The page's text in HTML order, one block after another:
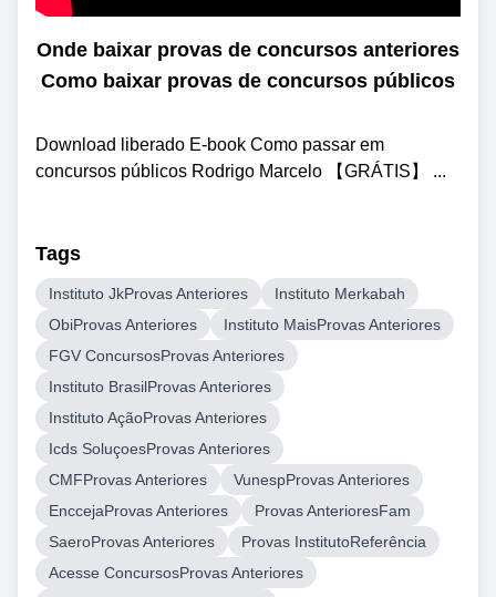
Onde baixar provas de concursos anteriores
Como baixar provas de concursos públicos
Download liberado E-book Como passar em
concursos públicos Rodrigo Marcelo 【GRÁTIS】 ...
Tags
Instituto JkProvas Anteriores
Instituto Merkabah
ObiProvas Anteriores
Instituto MaisProvas Anteriores
FGV ConcursosProvas Anteriores
Instituto BrasilProvas Anteriores
Instituto AçãoProvas Anteriores
Icds SoluçoesProvas Anteriores
CMFProvas Anteriores
VunespProvas Anteriores
EnccejaProvas Anteriores
Provas AnterioresFam
SaeroProvas Anteriores
Provas InstitutoReferência
Acesse ConcursosProvas Anteriores